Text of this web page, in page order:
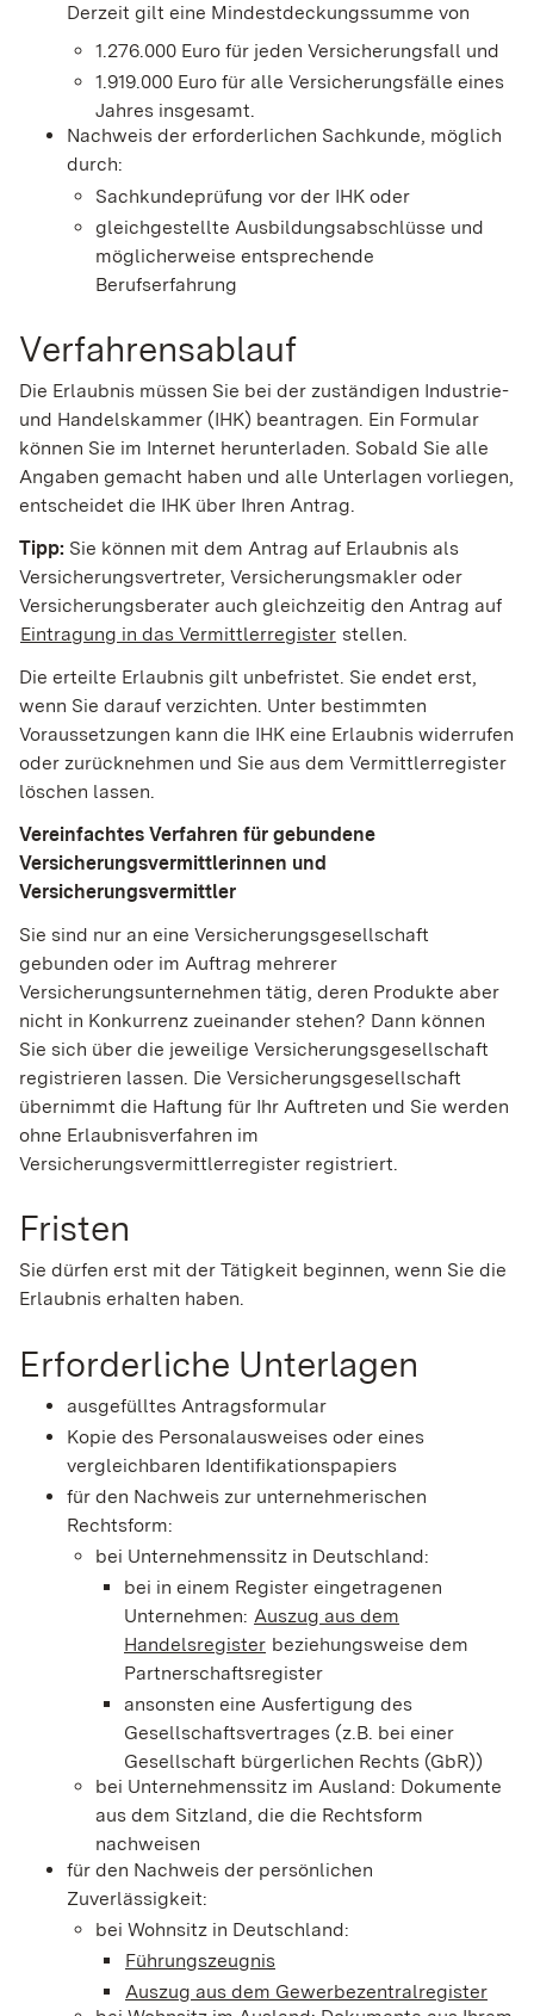
Derzeit gilt eine Mindestdeckungssumme von
1.276.000 Euro für jeden Versicherungsfall und
1.919.000 Euro für alle Versicherungsfälle eines
Jahres insgesamt.
Nachweis der erforderlichen Sachkunde, möglich
durch:
Sachkundeprüfung vor der IHK oder
gleichgestellte Ausbildungsabschlüsse und
möglicherweise entsprechende
Berufserfahrung
Verfahrensablauf
Die Erlaubnis müssen Sie bei der zuständigen Industrie-
und Handelskammer (IHK) beantragen. Ein Formular
können Sie im Internet herunterladen. Sobald Sie alle
Angaben gemacht haben und alle Unterlagen vorliegen,
entscheidet die IHK über Ihren Antrag.
Tipp: Sie können mit dem Antrag auf Erlaubnis als
Versicherungsvertreter, Versicherungsmakler oder
Versicherungsberater auch gleichzeitig den Antrag auf
Eintragung in das Vermittlerregister stellen.
Die erteilte Erlaubnis gilt unbefristet. Sie endet erst,
wenn Sie darauf verzichten. Unter bestimmten
Voraussetzungen kann die IHK eine Erlaubnis widerrufen
oder zurücknehmen und Sie aus dem Vermittlerregister
löschen lassen.
Vereinfachtes Verfahren für gebundene
Versicherungsvermittlerinnen und
Versicherungsvermittler
Sie sind nur an eine Versicherungsgesellschaft
gebunden oder im Auftrag mehrerer
Versicherungsunternehmen tätig, deren Produkte aber
nicht in Konkurrenz zueinander stehen? Dann können
Sie sich über die jeweilige Versicherungsgesellschaft
registrieren lassen. Die Versicherungsgesellschaft
übernimmt die Haftung für Ihr Auftreten und Sie werden
ohne Erlaubnisverfahren im
Versicherungsvermittlerregister registriert.
Fristen
Sie dürfen erst mit der Tätigkeit beginnen, wenn Sie die
Erlaubnis erhalten haben.
Erforderliche Unterlagen
ausgefülltes Antragsformular
Kopie des Personalausweises oder eines
vergleichbaren Identifikationspapiers
für den Nachweis zur unternehmerischen
Rechtsform:
bei Unternehmenssitz in Deutschland:
bei in einem Register eingetragenen
Unternehmen: Auszug aus dem
Handelsregister beziehungsweise dem
Partnerschaftsregister
ansonsten eine Ausfertigung des
Gesellschaftsvertrages (z.B. bei einer
Gesellschaft bürgerlichen Rechts (GbR))
bei Unternehmenssitz im Ausland: Dokumente
aus dem Sitzland, die die Rechtsform
nachweisen
für den Nachweis der persönlichen
Zuverlässigkeit:
bei Wohnsitz in Deutschland:
Führungszeugnis
Auszug aus dem Gewerbezentralregister